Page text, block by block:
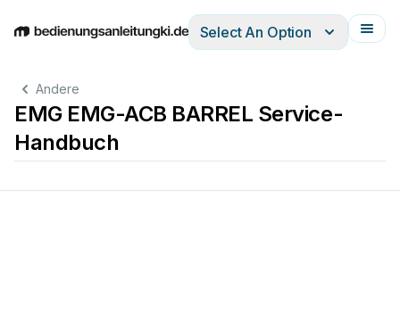
EnglishDeutschEspañolItalianoFrançais
Select An Option
Andere
EMG EMG-ACB BARREL Service-
Handbuch